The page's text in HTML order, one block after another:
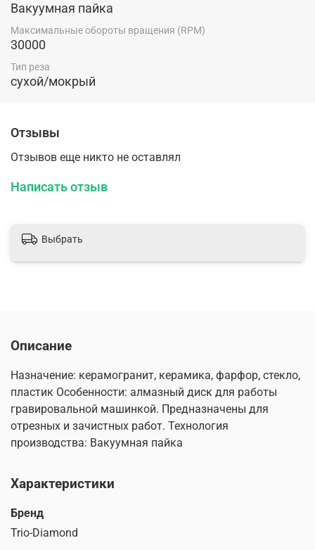
Вакуумная пайка
Максимальные обороты вращения (RPM)
30000
Тип реза
сухой/мокрый
Отзывы
Отзывов еще никто не оставлял
Написать отзыв
Выбрать
Описание
Назначение: керамогранит, керамика, фарфор, стекло,
пластик Особенности: алмазный диск для работы
гравировальной машинкой. Предназначены для
отрезных и зачистных работ. Технология
производства: Вакуумная пайка
Характеристики
Бренд
Trio-Diamond